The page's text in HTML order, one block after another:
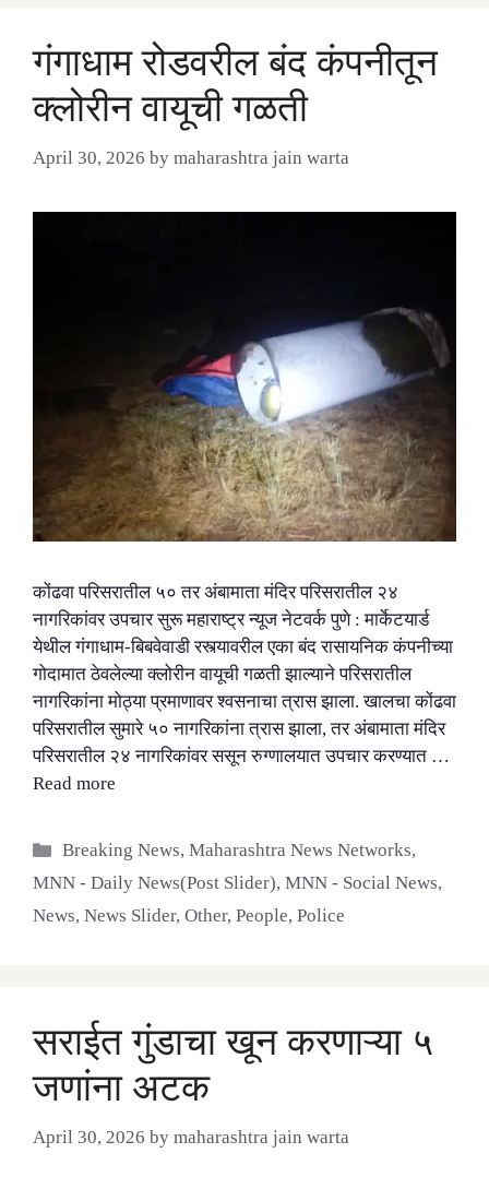
गंगाधाम रोडवरील बंद कंपनीतून
क्लोरीन वायूची गळती
April 30, 2026 by maharashtra jain warta
कोंढवा परिसरातील ५० तर अंबामाता मंदिर परिसरातील २४
नागरिकांवर उपचार सुरू महाराष्ट्र न्यूज नेटवर्क पुणे : मार्केटयार्ड
येथील गंगाधाम-बिबवेवाडी रस्त्यावरील एका बंद रासायनिक कंपनीच्या
गोदामात ठेवलेल्या क्लोरीन वायूची गळती झाल्याने परिसरातील
नागरिकांना मोठ्या प्रमाणावर श्वसनाचा त्रास झाला. खालचा कोंढवा
परिसरातील सुमारे ५० नागरिकांना त्रास झाला, तर अंबामाता मंदिर
परिसरातील २४ नागरिकांवर ससून रुग्णालयात उपचार करण्यात …
Read more
Categories
Breaking News,Maharashtra News Networks,
MNN - Daily News(Post Slider), MNN - Social News,
News, News Slider, Other, People, Police
सराईत गुंडाचा खून करणाऱ्या ५
जणांना अटक
April 30, 2026 by maharashtra jain warta